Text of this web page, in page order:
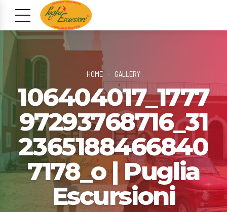
HOME GALLERY
106404017_1777
97293768716_31
2365188466840
7178_o | Puglia
Escursioni